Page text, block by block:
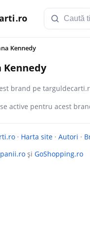
Kennedy
Kennedy
brand pe
active pentru acest
· Harta site · Autori ·
și GoShopping.ro